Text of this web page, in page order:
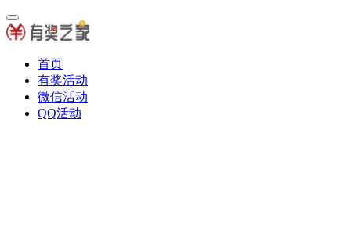
首页
有奖活动
微信活动
QQ活动